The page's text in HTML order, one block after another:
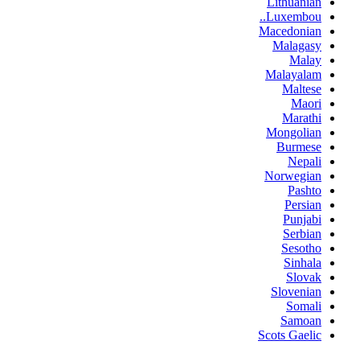
Luxembou..
Macedonian
Malagasy
Malay
Malayalam
Maltese
Maori
Marathi
Mongolian
Burmese
Nepali
Norwegian
Pashto
Persian
Punjabi
Serbian
Sesotho
Sinhala
Slovak
Slovenian
Somali
Samoan
Scots Gaelic